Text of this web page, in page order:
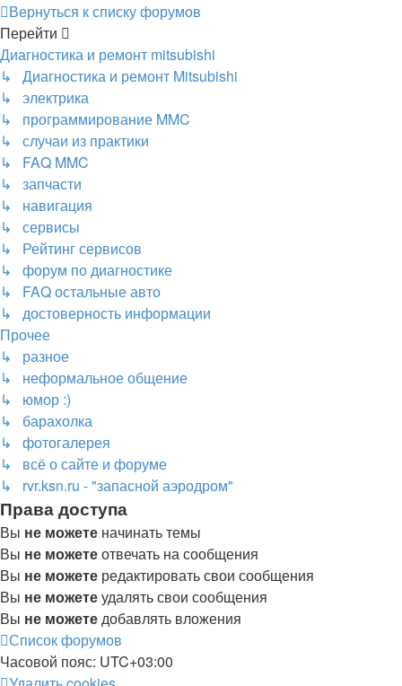
Вернуться к списку форумов
Перейти
Диагностика и ремонт mitsubishi
↳ Диагностика и ремонт Mitsubishi
↳ электрика
↳ программирование MMC
↳ случаи из практики
↳ FAQ MMC
↳ запчасти
↳ навигация
↳ сервисы
↳ Рейтинг сервисов
↳ форум по диагностике
↳ FAQ остальные авто
↳ достоверность информации
Прочее
↳ разное
↳ неформальное общение
↳ юмор :)
↳ барахолка
↳ фотогалерея
↳ всё о сайте и форуме
↳ rvr.ksn.ru - "запасной аэродром"
Права доступа
Вы не можете начинать темы
Вы не можетеотвечать на сообщения
Вы не можете редактировать свои сообщения
Вы не можетеудалять свои сообщения
Вы не можетедобавлять вложения
Список форумов
Часовой пояс: UTC+03:00